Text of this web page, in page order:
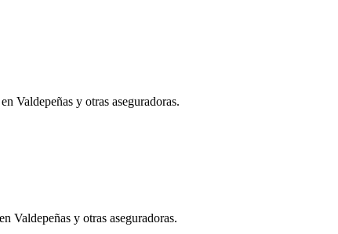
Valdepeñas y otras aseguradoras.
Valdepeñas y otras aseguradoras.